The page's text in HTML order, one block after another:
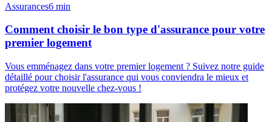
Assurances6 min
Comment choisir le bon type d'assurance pour votre
premier logement
Vous emménagez dans votre premier logement ? Suivez notre guide
détaillé pour choisir l'assurance qui vous conviendra le mieux et
protégez votre nouvelle chez-vous !